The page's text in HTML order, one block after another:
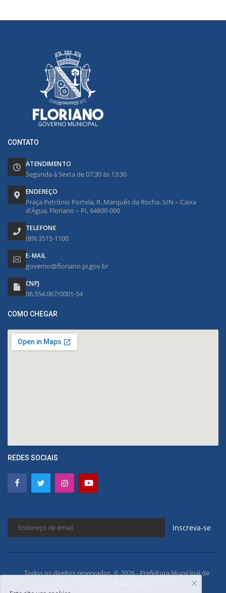
CONTATO
ATENDIMENTO
Segunda à Sexta de 07:30 às 13:30
ENDEREÇO
Praça Petrônio Portela, R. Marquês da Rocha, S/N – Caixa
d'Água, Floriano – PI, 64800-000
TELEFONE
(89) 3515-1100
E-MAIL
governo@floriano.pi.gov.br
CNPJ
06.554.067/0001-54
COMO CHEGAR
REDES SOCIAIS
Inscreva-se
Todos os direitos reservados. © 2026 - Prefeitura Municipal de